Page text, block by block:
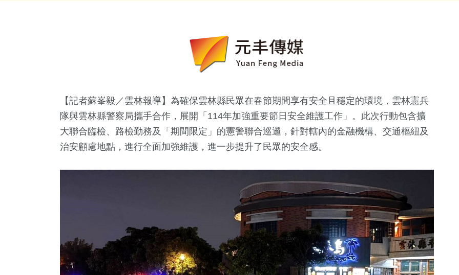
【記者蘇峯毅／雲林報導】為確保雲林縣民眾在春節期間享有安全且穩定的環境，雲林憲兵
隊與雲林縣警察局攜手合作，展開「114年加強重要節日安全維護工作」。此次行動包含擴
大聯合臨檢、路檢勤務及「期間限定」的憲警聯合巡邏，針對轄內的金融機構、交通樞紐及
治安顧慮地點，進行全面加強維護，進一步提升了民眾的安全感。
545+
健康及醫療
1310
社會
392+
旅遊
659+
綜合
9+
綜藝
63+
影視
37
兩岸道教文化
流專區